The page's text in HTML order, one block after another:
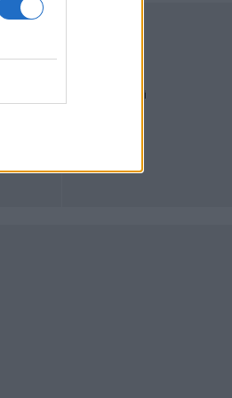
Articoli più letti